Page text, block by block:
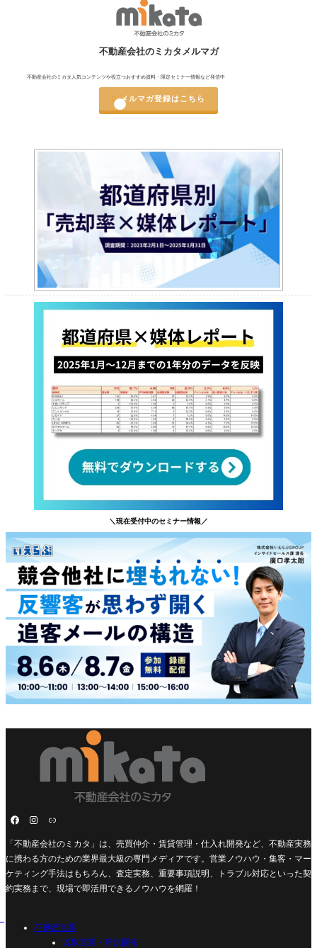
不動産会社のミカタメルマガ
不動産会社のミカタ人気コンテンツや役立つおすすめ資料・限定セミナー情報など発信中
 メルマガ登録はこちら
＼現在受付中のセミナー情報／
「不動産会社のミカタ」は、売買仲介・賃貸管理・仕入れ開発など、不動産実務
に携わる方のための業界最大級の専門メディアです。営業ノウハウ・集客・マー
ケティング手法はもちろん、査定実務、重要事項説明、トラブル対応といった契
約実務まで、現場で即活用できるノウハウを網羅！
不動産営業
源泉営業・新規開拓